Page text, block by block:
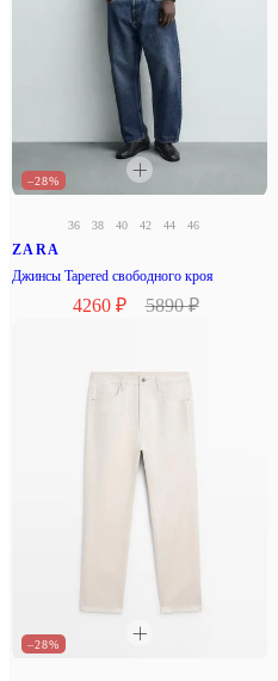
–28%
36 38 40 42 44 46
ZARA
Джинсы Tapered свободного кроя
4260 ₽ 5890 ₽
–28%